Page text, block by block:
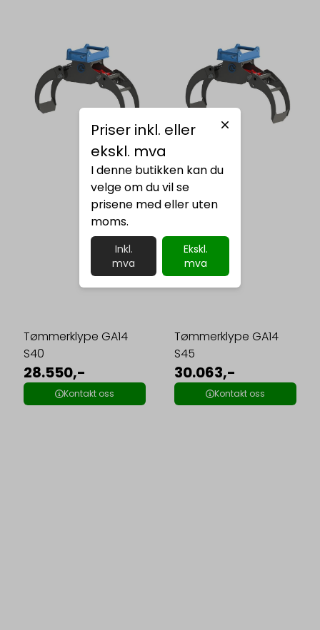
Tømmerklype GA14
S40
28.550,-
Kontakt oss
Tømmerklype GA14
S45
30.063,-
Kontakt oss
Priser inkl. eller
ekskl. mva
I denne butikken kan du
velge om du vil se
prisene med eller uten
moms.
Inkl.
mva
Ekskl.
mva